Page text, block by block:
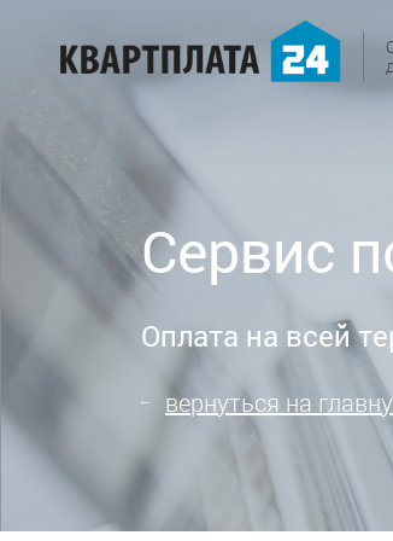
Сервис
Оплата на всей
вернуться на